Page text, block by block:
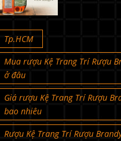
Tp.HCM
Mua rượu Kệ Trang Trí Rượu
ở đâu
Giá rượu Kệ Trang Trí Rượu
bao nhiêu
Rượu Kệ Trang Trí Rượu